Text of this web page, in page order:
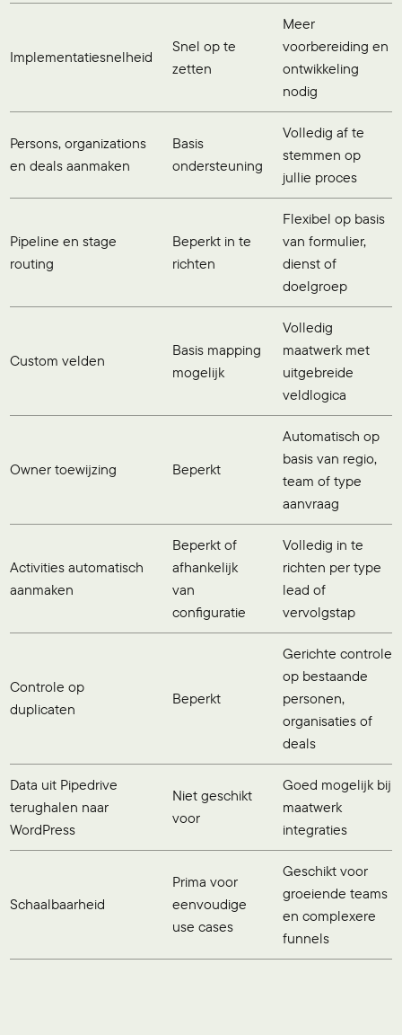
Implementatiesnelheid
Snel op te
zetten
Meer
voorbereiding en
ontwikkeling
nodig
Persons, organizations
en deals aanmaken
Basis
ondersteuning
Volledig af te
stemmen op
jullie proces
Pipeline en stage
routing
Beperkt in te
richten
Flexibel op basis
van formulier,
dienst of
doelgroep
Custom velden
Basis mapping
mogelijk
Volledig
maatwerk met
uitgebreide
veldlogica
Owner toewijzing Beperkt
Automatisch op
basis van regio,
team of type
aanvraag
Activities automatisch
aanmaken
Beperkt of
afhankelijk
van
configuratie
Volledig in te
richten per type
lead of
vervolgstap
Controle op
duplicaten
Beperkt
Gerichte controle
op bestaande
personen,
organisaties of
deals
Data uit Pipedrive
terughalen naar
WordPress
Niet geschikt
voor
Goed mogelijk bij
maatwerk
integraties
Schaalbaarheid
Prima voor
eenvoudige
use cases
Geschikt voor
groeiende teams
en complexere
funnels